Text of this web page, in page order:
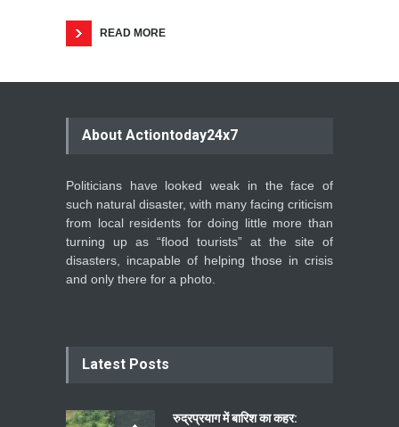
READ MORE
About Actiontoday24x7
Politicians have looked weak in the face of
such natural disaster, with many facing criticism
from local residents for doing little more than
turning up as “flood tourists” at the site of
disasters, incapable of helping those in crisis
and only there for a photo.
Latest Posts
रुद्रप्रयाग में बारिश का कहर: